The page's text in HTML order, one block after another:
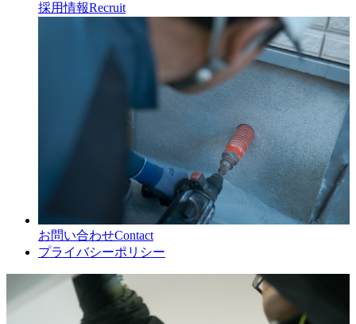
採用情報Recruit
お問い合わせContact
プライバシーポリシー